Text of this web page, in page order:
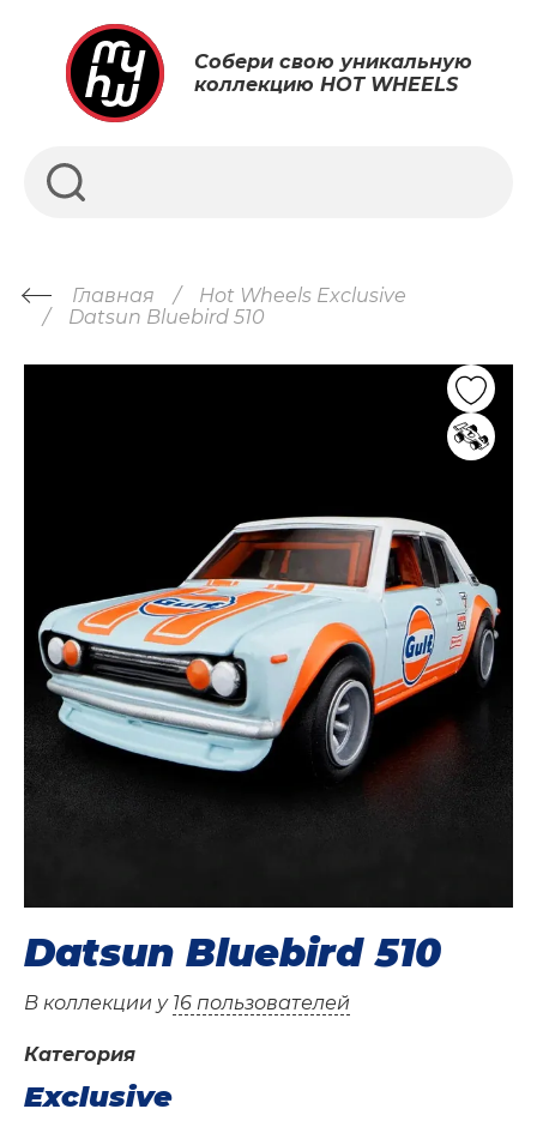
Собери свою уникальную
коллекцию HOT WHEELS
Главная
Hot Wheels Exclusive
Datsun Bluebird 510
Datsun Bluebird 510
В коллекции у 16 пользователей
Категория
Exclusive